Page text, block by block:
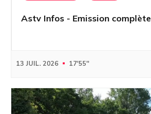
Astv Infos - Emission complète
13 JUIL. 2026 17'55''